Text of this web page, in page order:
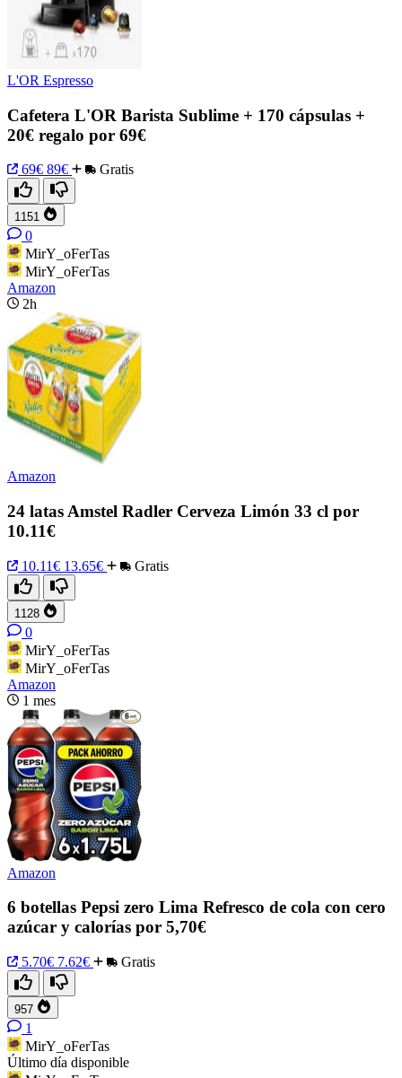
L'OR Espresso
Cafetera L'OR Barista Sublime + 170 cápsulas +
20€ regalo por 69€
69€ 89€ Gratis
1151
0
MirY_oFerTas
MirY_oFerTas
Amazon
2h
Amazon
24 latas Amstel Radler Cerveza Limón 33 cl por
10.11€
10.11€ 13.65€ Gratis
1128
0
MirY_oFerTas
MirY_oFerTas
Amazon
1 mes
Amazon
6 botellas Pepsi zero Lima Refresco de cola con cero
azúcar y calorías por 5,70€
5.70€ 7.62€ Gratis
957
1
MirY_oFerTas
Último día disponible